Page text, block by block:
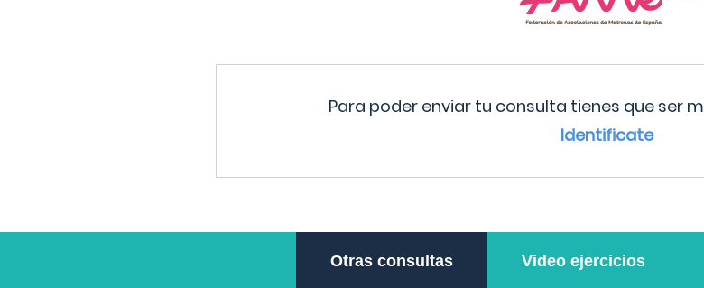
Para poder enviar tu consulta tienes que ser
Identificate
Otras consultas Video ejercicios